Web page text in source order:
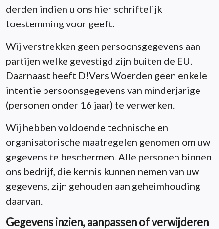
derden indien u ons hier schriftelijk
toestemming voor geeft.
Wij verstrekken geen persoonsgegevens aan
partijen welke gevestigd zijn buiten de EU.
Daarnaast heeft D!Vers Woerden geen enkele
intentie persoonsgegevens van minderjarige
(personen onder 16 jaar) te verwerken.
Wij hebben voldoende technische en
organisatorische maatregelen genomen om uw
gegevens te beschermen. Alle personen binnen
ons bedrijf, die kennis kunnen nemen van uw
gegevens, zijn gehouden aan geheimhouding
daarvan.
Gegevens inzien, aanpassen of verwijderen